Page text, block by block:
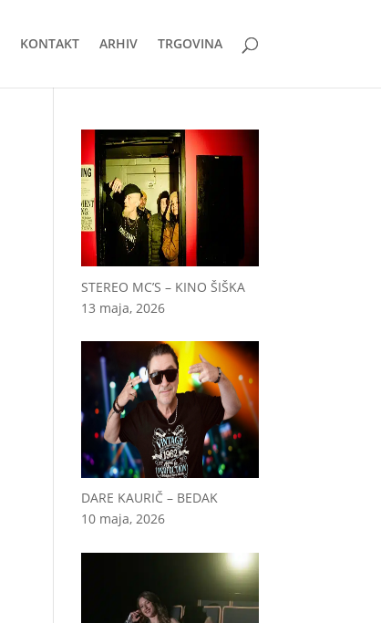
KONTAKT ARHIV TRGOVINA
STEREO MC’S – KINO ŠIŠKA
13 maja, 2026
DARE KAURIČ – BEDAK
10 maja, 2026